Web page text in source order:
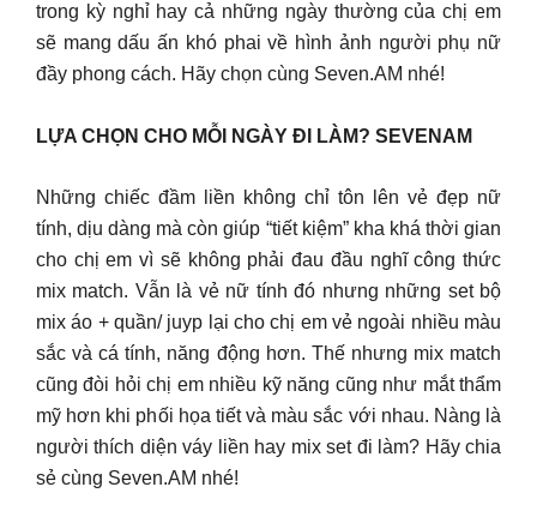
trong kỳ nghỉ hay cả những ngày thường của chị em
sẽ mang dấu ấn khó phai về hình ảnh người phụ nữ
đầy phong cách. Hãy chọn cùng Seven.AM nhé!
LỰA CHỌN CHO MỖI NGÀY ĐI LÀM? SEVENAM
Những chiếc đầm liền không chỉ tôn lên vẻ đẹp nữ
tính, dịu dàng mà còn giúp “tiết kiệm” kha khá thời gian
cho chị em vì sẽ không phải đau đầu nghĩ công thức
mix match. Vẫn là vẻ nữ tính đó nhưng những set bộ
mix áo + quần/ juyp lại cho chị em vẻ ngoài nhiều màu
sắc và cá tính, năng động hơn. Thế nhưng mix match
cũng đòi hỏi chị em nhiều kỹ năng cũng như mắt thẩm
mỹ hơn khi phối họa tiết và màu sắc với nhau. Nàng là
người thích diện váy liền hay mix set đi làm? Hãy chia
sẻ cùng Seven.AM nhé!